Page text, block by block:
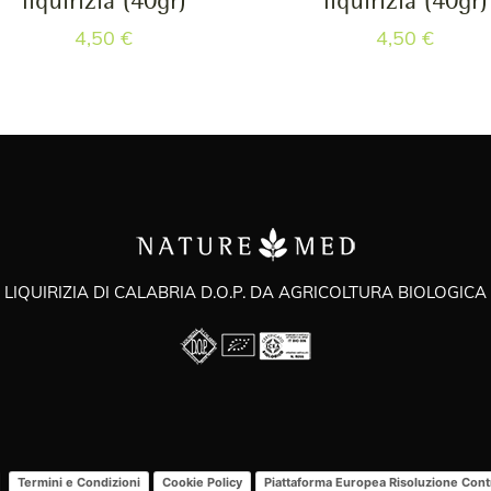
4,50€ 4,50€
LIQUIRIZIA DI CALABRIA D.O.P. DA AGRICOLTURA BIOLOGICA
Termini e Condizioni Cookie Policy Piattaforma Europea Risoluzione